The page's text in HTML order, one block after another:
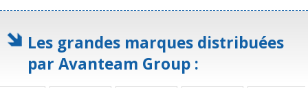
Les grandes marques distribuées
par Avanteam Group :